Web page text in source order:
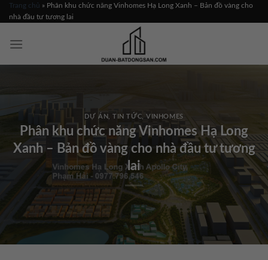
Skip
to
Trang chủ » Phân khu chức năng Vinhomes Hạ Long Xanh – Bản đồ vàng cho
nhà đầu tư tương lai
DỰ ÁN ,TIN TỨC ,VINHOMES
Phân khu chức năng Vinhomes Hạ Long
Xanh – Bản đồ vàng cho nhà đầu tư tương
lai